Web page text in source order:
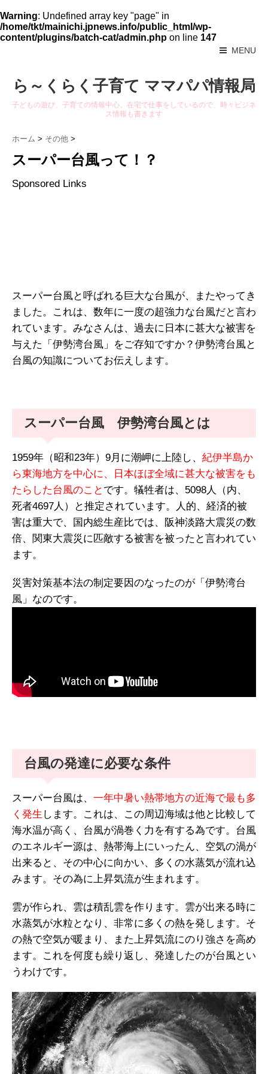
Warning: Undefined array key "page" in
/home/tkt/mainichi.jpnews.info/public_html/wp-
content/plugins/batch-cat/admin.php on line 147
MENU
ら～くらく子育て ママパパ情報局
子どもの遊び、子育ての情報中心。在宅で仕事をしているので、時々ビジネ
ス情報も書きます
ホーム > その他 >
スーパー台風って！？
Sponsored Links
スーパー台風と呼ばれる巨大な台風が、またやってき
ました。これは、数年に一度の超強力な台風だと言わ
れています。みなさんは、過去に日本に甚大な被害を
与えた「伊勢湾台風」をご存知ですか？伊勢湾台風と
台風の知識についてお伝えします。
スーパー台風 伊勢湾台風とは
1959年（昭和23年）9月に潮岬に上陸し、 紀伊半島か
ら東海地方を中心に、日本ほぼ全域に甚大な被害をも
たらした台風のこと です。犠牲者は、5098人（内、
死者4697人）と推定されています。人的、経済的被
害は重大で、国内総生産比では、阪神淡路大震災の数
倍、関東大震災に匹敵する被害を被ったと言われてい
ます。
災害対策基本法の制定要因のなったのが「伊勢湾台
風」なのです。
台風の発達に必要な条件
スーパー台風は、 一年中暑い熱帯地方の近海で最も多
く発生 します。これは、この周辺海域は他と比較して
海水温が高く、台風が渦巻く力を有する為です。台風
のエネルギー源は、熱帯海上にいったん、空気の渦が
出来ると、その中心に向かい、多くの水蒸気が流れ込
みます。その為に上昇気流が生まれます。
雲が作られ、雲は積乱雲を作ります。雲が出来る時に
水蒸気が水粒となり、非常に多くの熱を発します。そ
の熱で空気が暖まり、また上昇気流にのり強さを高め
ます。これを何度も繰り返し、発達したのが台風とい
うわけです。